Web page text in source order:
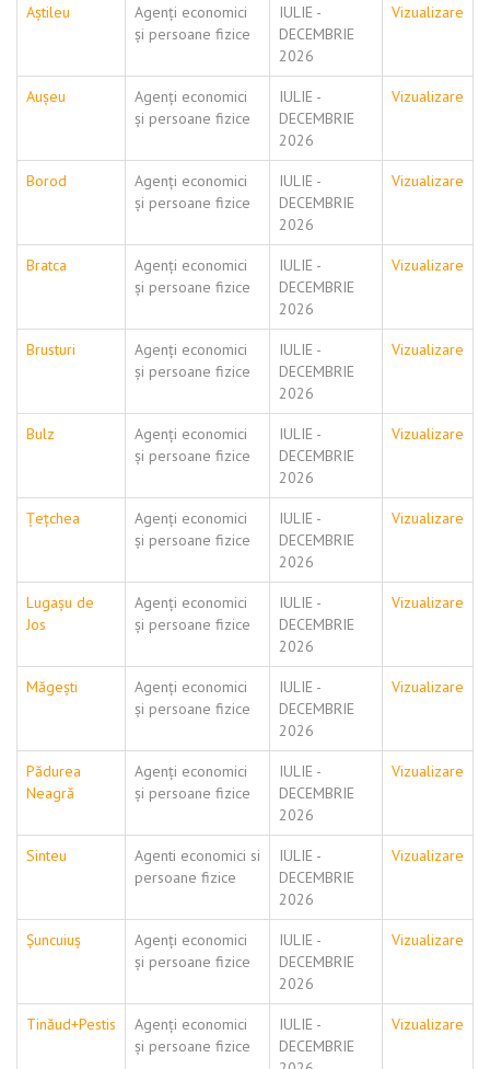
Aștileu
Agenți economici
și persoane fizice
IULIE -
DECEMBRIE
2026
Vizualizare
Aușeu
Agenți economici
și persoane fizice
IULIE -
DECEMBRIE
2026
Vizualizare
Borod
Agenți economici
și persoane fizice
IULIE -
DECEMBRIE
2026
Vizualizare
Bratca
Agenți economici
și persoane fizice
IULIE -
DECEMBRIE
2026
Vizualizare
Brusturi
Agenți economici
și persoane fizice
IULIE -
DECEMBRIE
2026
Vizualizare
Bulz
Agenți economici
și persoane fizice
IULIE -
DECEMBRIE
2026
Vizualizare
Țețchea
Agenți economici
și persoane fizice
IULIE -
DECEMBRIE
2026
Vizualizare
Lugașu de
Jos
Agenți economici
și persoane fizice
IULIE -
DECEMBRIE
2026
Vizualizare
Măgești
Agenți economici
și persoane fizice
IULIE -
DECEMBRIE
2026
Vizualizare
Pădurea
Neagră
Agenți economici
și persoane fizice
IULIE -
DECEMBRIE
2026
Vizualizare
Sinteu
Agenti economici si
persoane fizice
IULIE -
DECEMBRIE
2026
Vizualizare
Șuncuiuș
Agenți economici
și persoane fizice
IULIE -
DECEMBRIE
2026
Vizualizare
Tinăud+Pestis
Agenți economici
și persoane fizice
IULIE -
DECEMBRIE
Vizualizare